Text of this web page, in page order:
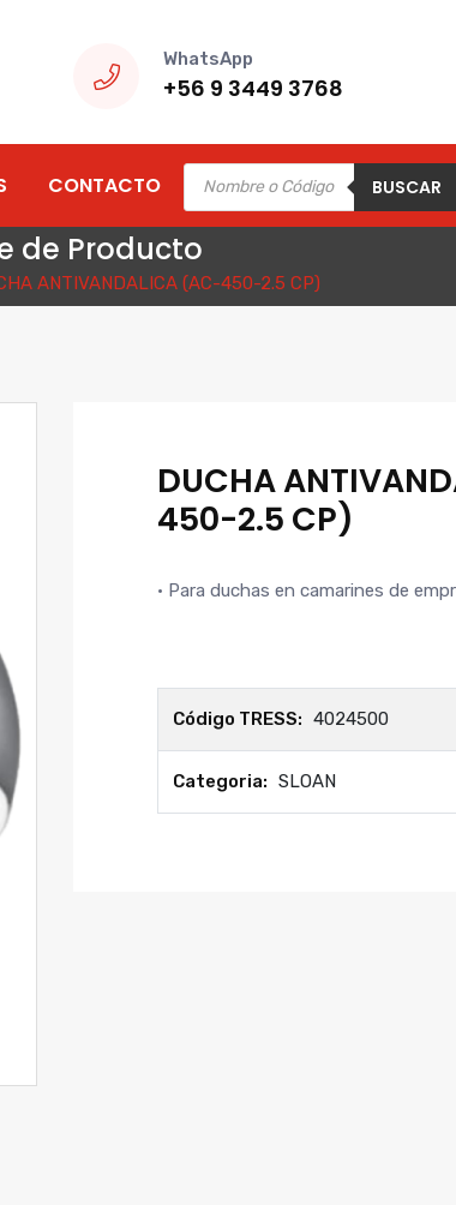
WhatsApp
+56 9 3449 3768
CONTACTO
Products
search
BUSCAR
de Producto
ANTIVANDALICA (AC-450-2.5 CP)
DUCHA
450-2.5 CP)
• Para duchas en camarines de
Código TRESS: 4024500
Categoria: SLOAN